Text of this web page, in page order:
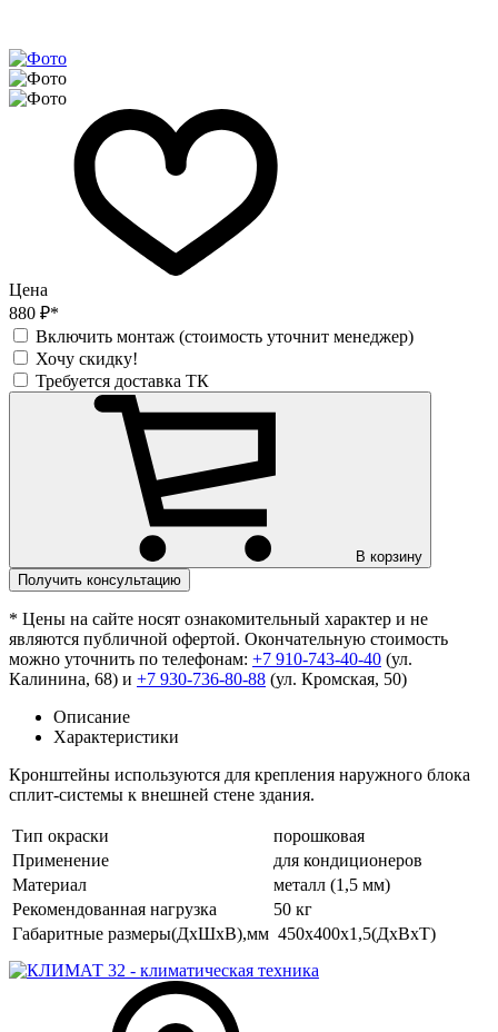
Цена
880 ₽*
Включить монтаж (стоимость уточнит менеджер)
Хочу скидку!
Требуется доставка ТК
В корзину
Получить консультацию
* Цены на сайте носят ознакомительный характер и не
являются публичной офертой. Окончательную стоимость
можно уточнить по телефонам: +7 910-743-40-40 (ул.
Калинина, 68) и +7 930-736-80-88 (ул. Кромская, 50)
Описание
Характеристики
Кронштейны используются для крепления наружного блока
сплит-системы к внешней стене здания.
Тип окраски
порошковая
Применение
для кондиционеров
Материал
металл (1,5 мм)
Рекомендованная нагрузка
50 кг
Габаритные размеры(ДхШхВ),мм 450х400х1,5(ДхВхТ)